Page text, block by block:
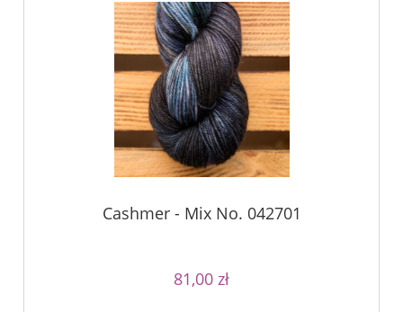
Cashmer - Mix No. 042701
81,00 zł